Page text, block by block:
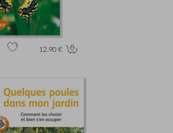
12.90 €